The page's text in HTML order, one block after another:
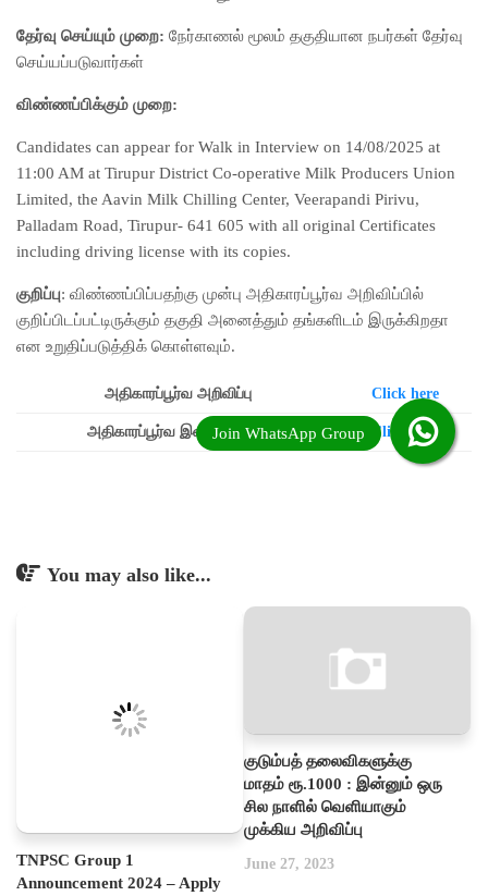
தேர்வு செய்யும் முறை: நேர்காணல் மூலம் தகுதியான நபர்கள் தேர்வு
செய்யப்படுவார்கள்
விண்ணப்பிக்கும் முறை:
Candidates can appear for Walk in Interview on 14/08/2025 at
11:00 AM at Tirupur District Co-operative Milk Producers Union
Limited, the Aavin Milk Chilling Center, Veerapandi Pirivu,
Palladam Road, Tirupur- 641 605 with all original Certificates
including driving license with its copies.
குறிப்பு: விண்ணப்பிப்பதற்கு முன்பு அதிகாரப்பூர்வ அறிவிப்பில்
குறிப்பிடப்பட்டிருக்கும் தகுதி அனைத்தும் தங்களிடம் இருக்கிறதா
என உறுதிப்படுத்திக் கொள்ளவும்.
அதிகாரப்பூர்வ அறிவிப்பு Click here
அதிகாரப்பூர்வ இணையதளம் Click here
You may also like...
TNPSC Group 1
Announcement 2024 – Apply
குடும்பத் தலைவிகளுக்கு
மாதம் ரூ.1000 : இன்னும் ஒரு
சில நாளில் வெளியாகும்
முக்கிய அறிவிப்பு
June 27, 2023